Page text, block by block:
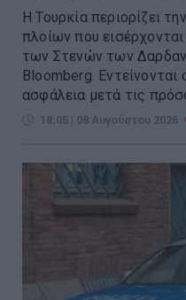
Η Τουρκία περιορίζει
πλοίων που
των Στενών των
Bloomberg. Eντείνονται
ασφάλεια μετά τις
18:05 | 08 Αυγούστου 2026